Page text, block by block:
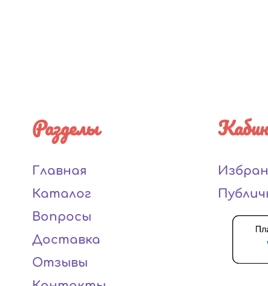
Разделы
Главная
Каталог
Вопросы
Доставка
Отзывы